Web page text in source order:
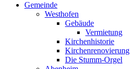
Gemeinde
Westhofen
Gebäude
Vermietung
Kirchenhistorie
Kirchenrenovierung
Die Stumm-Orgel